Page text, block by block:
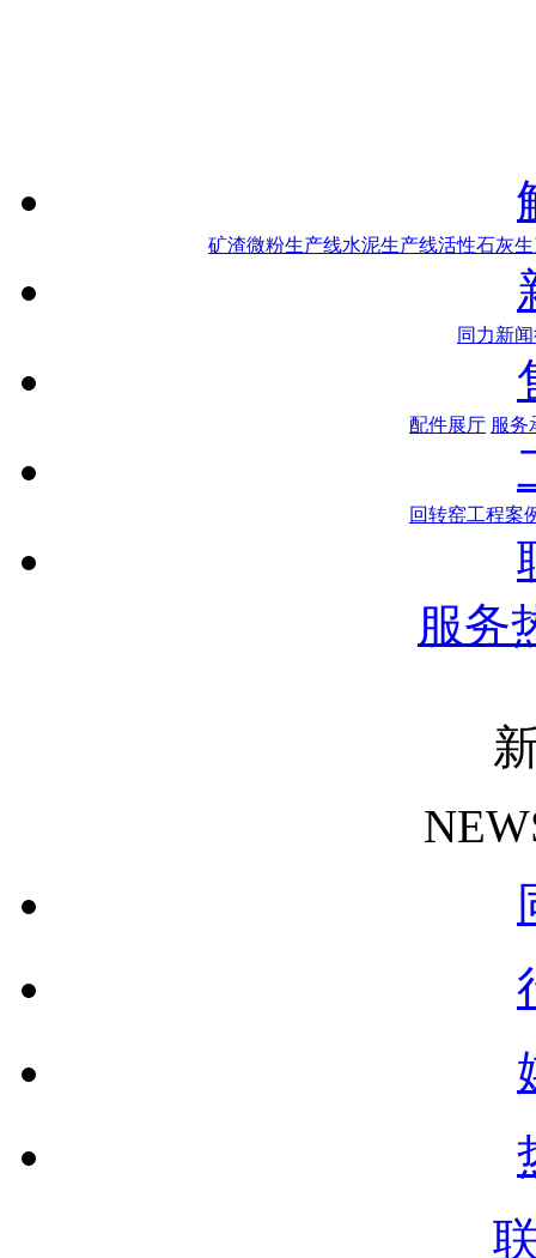
矿渣微粉生产线水泥生产线活性石灰
同力新闻
配件展厅 服务
回转窑工程案
服务